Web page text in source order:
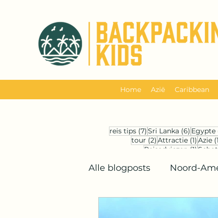
Home Azië Caribbean
reis tips (7)7 posts
Sri Lanka (6) 6 posts
Egypte
tour (2)2 posts
Attractie (1)1 post
Azie
Reisadviezen (1)1 post
Alle blogposts Noord-